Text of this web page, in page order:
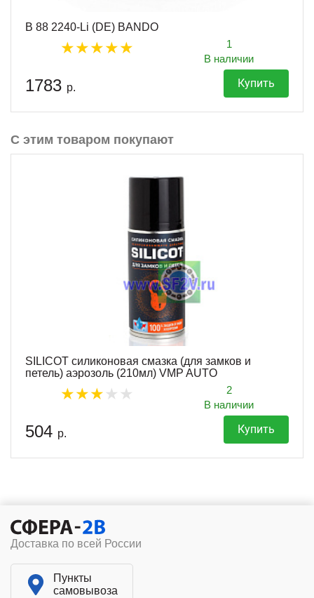
B 88 2240-Li (DE) BANDO
1
В наличии
1783 р. Купить
С этим товаром покупают
SILICOT силиконовая смазка (для замков и
петель) аэрозоль (210мл) VMP AUTO
2
В наличии
504 р. Купить
Доставка по всей России
Пункты
самовывоза